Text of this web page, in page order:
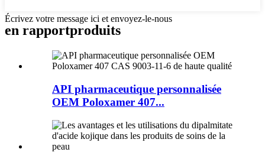
Écrivez votre message ici et envoyez-le-nous
en rapportproduits
API pharmaceutique personnalisée
OEM Poloxamer 407...